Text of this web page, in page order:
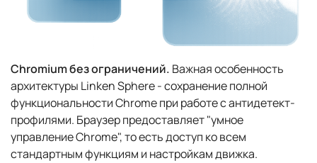
Chromium без ограничений. Важная особенность
архитектуры Linken Sphere - сохранение полной
функциональности Chrome при работе с антидетект-
профилями. Браузер предоставляет "умное
управление Chrome", то есть доступ ко всем
стандартным функциям и настройкам движка.